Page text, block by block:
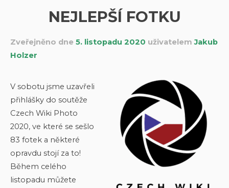
NEJLEPŠÍ FOTKU
Zveřejněno dne 5. listopadu 2020 uživatelemJakub
Holzer
V sobotu jsme uzavřeli
přihlášky do soutěže
Czech Wiki Photo
2020, ve které se sešlo
83 fotek a některé
opravdu stojí za to!
Během celého
listopadu můžete